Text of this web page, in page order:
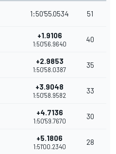
1:50'55.0534 51
+1.9106
1:50'56.9640
40
+2.9853
1:50'58.0387
35
+3.9048
1:50'58.9582
33
+4.7136
1:50'59.7670
30
+5.1806
1:51'00.2340
28